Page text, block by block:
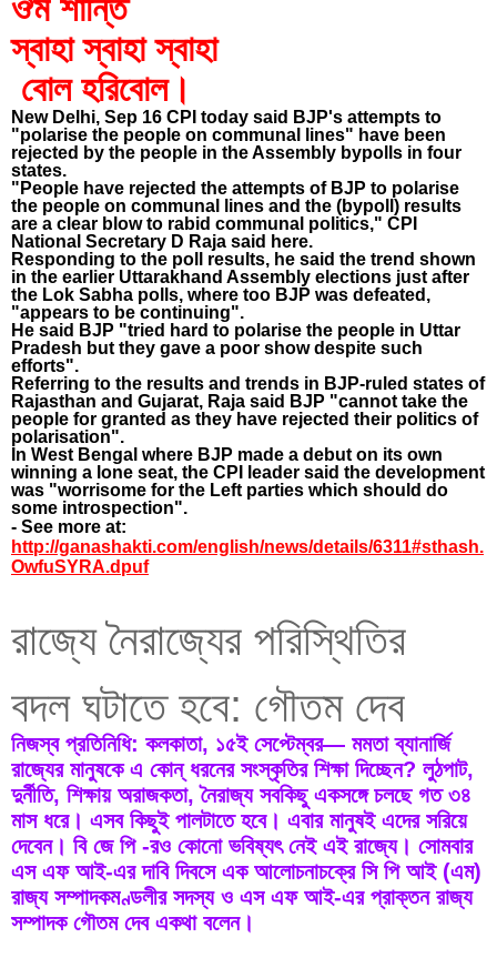
ঔম শান্তি
স্বাহা স্বাহা স্বাহা
বোল হরিবোল।
New Delhi, Sep 16 CPI today said BJP's attempts to
"polarise the people on communal lines" have been
rejected by the people in the Assembly bypolls in four
states.
"People have rejected the attempts of BJP to polarise
the people on communal lines and the (bypoll) results
are a clear blow to rabid communal politics," CPI
National Secretary D Raja said here.
Responding to the poll results, he said the trend shown
in the earlier Uttarakhand Assembly elections just after
the Lok Sabha polls, where too BJP was defeated,
"appears to be continuing".
He said BJP "tried hard to polarise the people in Uttar
Pradesh but they gave a poor show despite such
efforts".
Referring to the results and trends in BJP-ruled states of
Rajasthan and Gujarat, Raja said BJP "cannot take the
people for granted as they have rejected their politics of
polarisation".
In West Bengal where BJP made a debut on its own
winning a lone seat, the CPI leader said the development
was "worrisome for the Left parties which should do
some introspection".
http://ganashakti.com/english/news/details/6311#sthash.
OwfuSYRA.dpuf
রাজ্যে নৈরাজ্যের পরিস্থিতির
বদল ঘটাতে হবে: গৌতম দেব
নিজস্ব প্রতিনিধি: কলকাতা, ১৫ই সেপ্টেম্বর— মমতা ব্যানার্জি
রাজ্যের মানুষকে এ কোন্‌ ধরনের সংস্কৃতির শিক্ষা দিচ্ছেন? লুঠপাট,
দুর্নীতি, শিক্ষায় অরাজকতা, নৈরাজ্য সবকিছু একসঙ্গে চলছে গত ৩৪
মাস ধরে। এসব কিছুই পালটাতে হবে। এবার মানুষই এদের সরিয়ে
দেবেন। বি জে পি -রও কোনো ভবিষ্যৎ নেই এই রাজ্যে। সোমবার
এস এফ আই-এর দাবি দিবসে এক আলোচনাচক্রে সি পি আই (এম)
রাজ্য সম্পাদকমণ্ডলীর সদস্য ও এস এফ আই-এর প্রাক্তন রাজ্য
সম্পাদক গৌতম দেব একথা বলেন।